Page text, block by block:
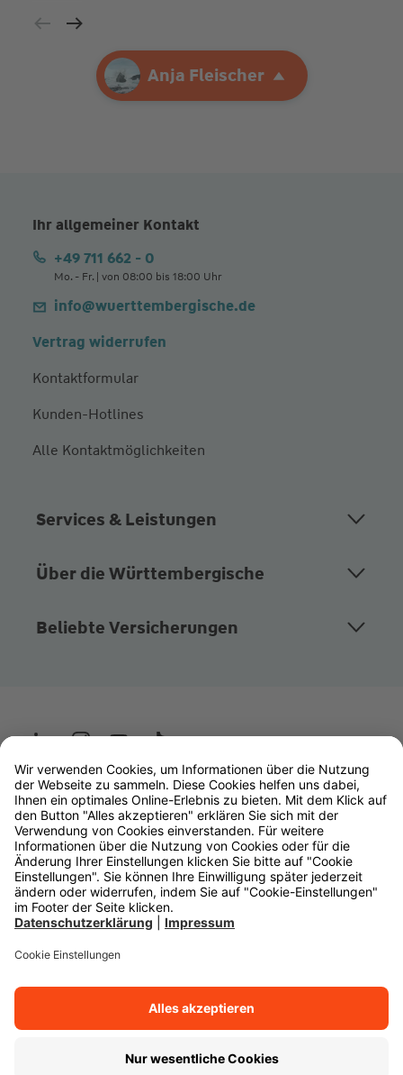
Ihre AgenturAnja Fleischer
Anja Fleischer
Ihr allgemeiner Kontakt
+49 711 662 - 0
Mo. - Fr. | von 08:00 bis 18:00 Uhr
info@wuerttembergische.de
Vertrag widerrufen
Kontaktformular
Kunden-Hotlines
Alle Kontaktmöglichkeiten
Services & Leistungen
Über die Württembergische
Beliebte Versicherungen
Wüstenrot
W&W Gruppe
OLB Bank
Makler
Impressum
Datenschutz
Rechtliche Hinweise
Cookie-Einstellungen
Zurück zum Anfang